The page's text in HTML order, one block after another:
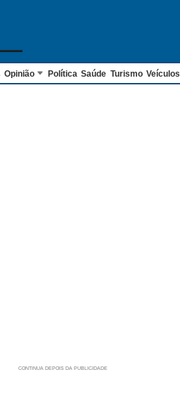
Opinião Política Saúde Turismo Veículos